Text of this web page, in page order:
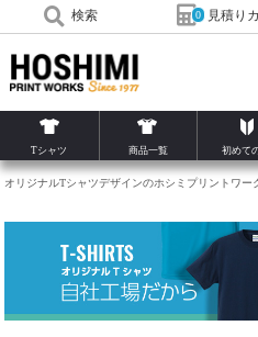
検索 0 見積り
Tシャツ 商品一覧 初めて
オリジナルTシャツデザインのホシミプリントワー